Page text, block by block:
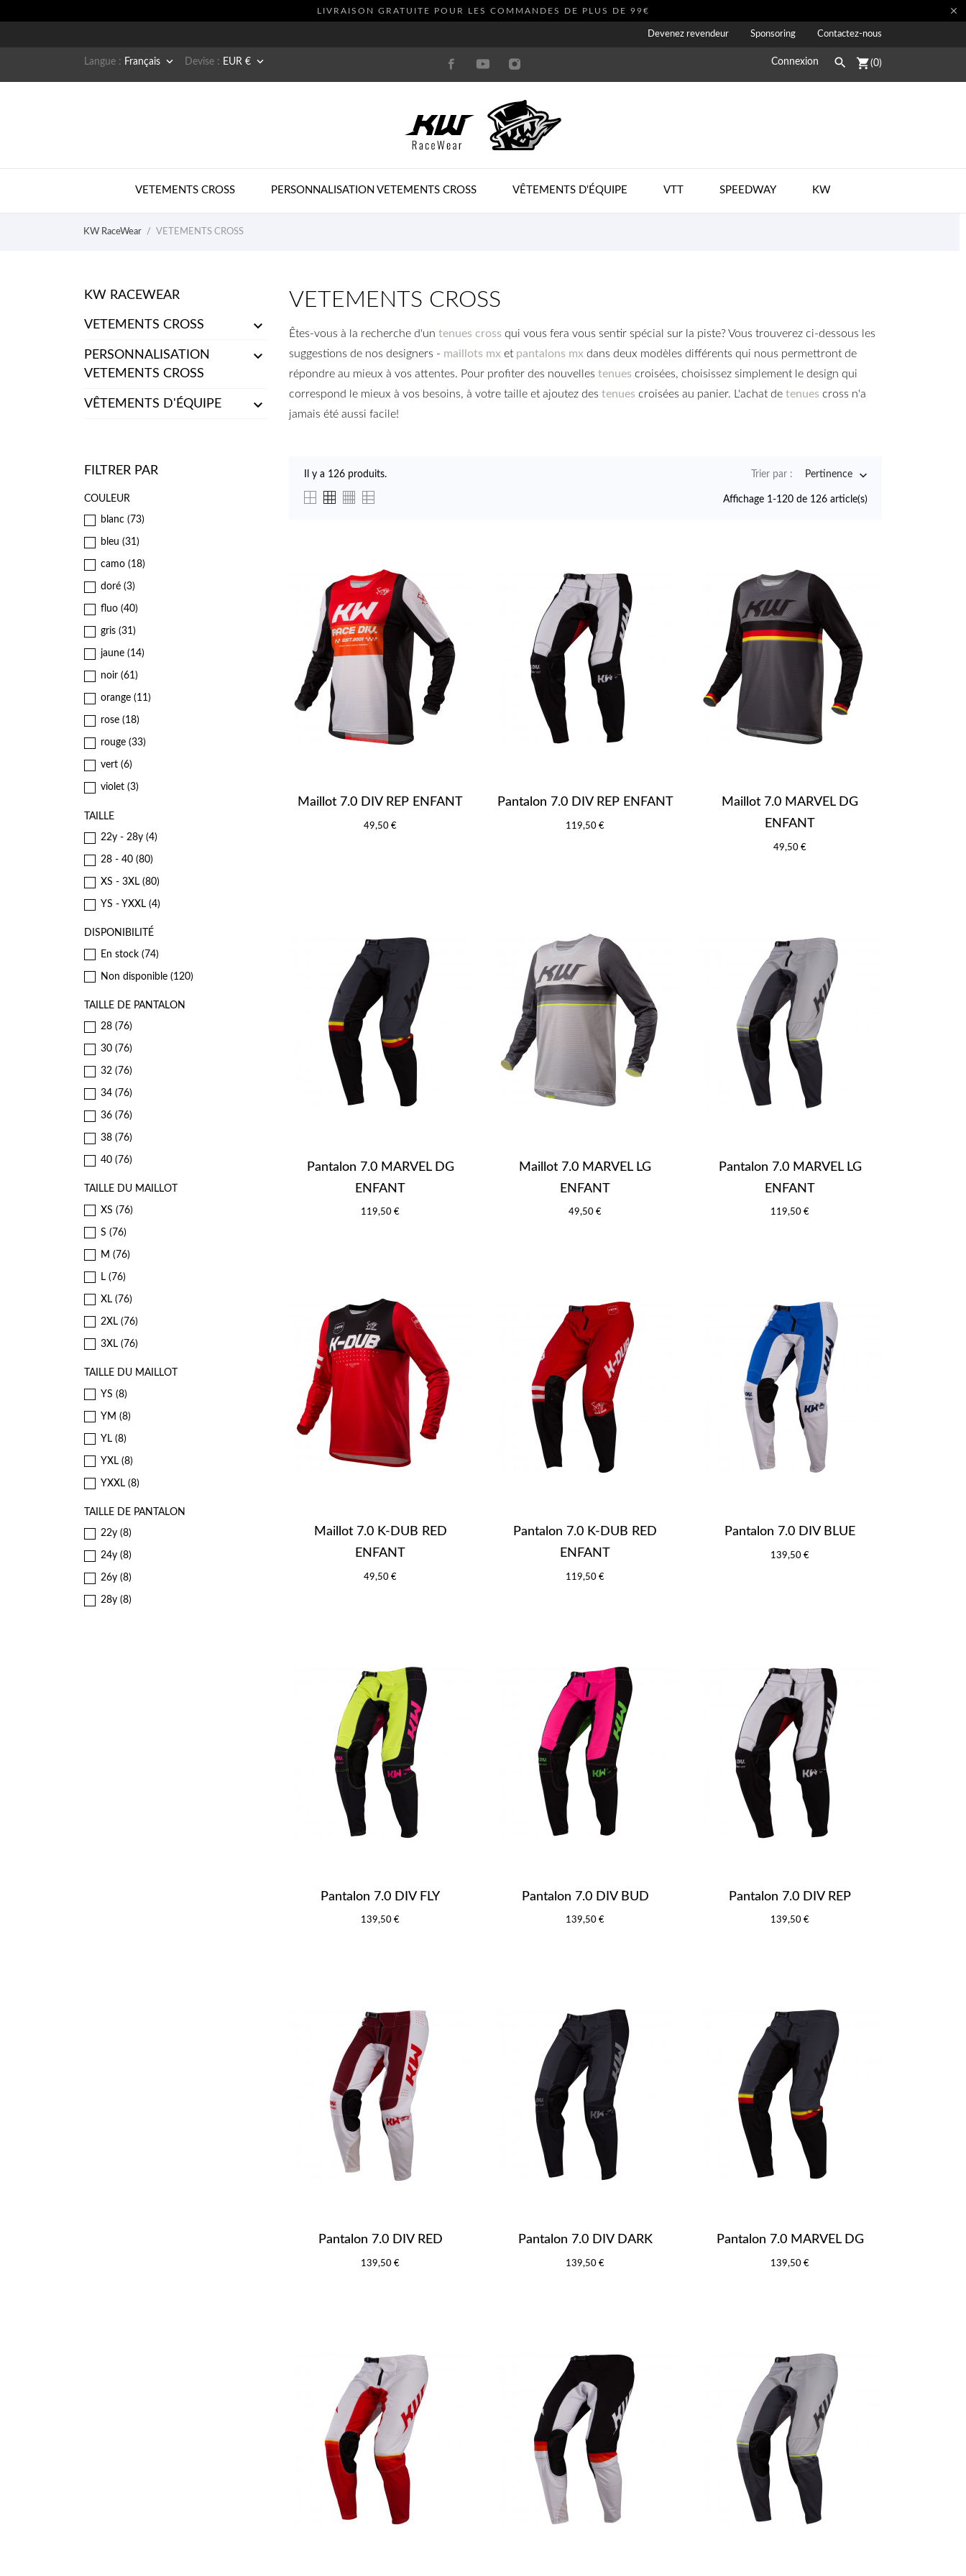
LIVRAISON GRATUITE POUR LES COMMANDES DE PLUS DE 99€ 
Devenez revendeur Sponsoring Contactez-nous
Langue : Français  Devise : EUR €  Connexion  shopping_cart(0)
VETEMENTS CROSS PERSONNALISATION VETEMENTS CROSS VÊTEMENTS D'ÉQUIPE VTT SPEEDWAY KW
KW RaceWear VETEMENTS CROSS
KW RACEWEAR
VETEMENTS CROSS 
PERSONNALISATION
VETEMENTS CROSS

VÊTEMENTS D'ÉQUIPE 
FILTRER PAR
COULEUR
blanc (73)
bleu (31)
camo (18)
doré (3)
fluo (40)
gris (31)
jaune (14)
noir (61)
orange (11)
rose (18)
rouge (33)
vert (6)
violet (3)
TAILLE
22y - 28y (4)
28 - 40 (80)
XS - 3XL (80)
YS - YXXL (4)
DISPONIBILITÉ
En stock (74)
Non disponible (120)
TAILLE DE PANTALON
28 (76)
30 (76)
32 (76)
34 (76)
36 (76)
38 (76)
40 (76)
TAILLE DU MAILLOT
XS (76)
S (76)
M (76)
L (76)
XL (76)
2XL (76)
3XL (76)
TAILLE DU MAILLOT
YS (8)
YM (8)
YL (8)
YXL (8)
YXXL (8)
TAILLE DE PANTALON
22y (8)
24y (8)
26y (8)
28y (8)
VETEMENTS CROSS
Êtes-vous à la recherche d'un tenues cross qui vous fera vous sentir spécial sur la piste? Vous trouverez ci-dessous les
suggestions de nos designers - maillots mx et pantalons mx dans deux modèles différents qui nous permettront de
répondre au mieux à vos attentes. Pour profiter des nouvelles tenues croisées, choisissez simplement le design qui
correspond le mieux à vos besoins, à votre taille et ajoutez des tenues croisées au panier. L'achat de tenues cross n'a
jamais été aussi facile!
Il y a 126 produits. Trier par : Pertinence 
Affichage 1-120 de 126 article(s)
Maillot 7.0 DIV REP ENFANT
49,50 €
Pantalon 7.0 DIV REP ENFANT
119,50 €
Maillot 7.0 MARVEL DG
ENFANT
49,50 €
Pantalon 7.0 MARVEL DG
ENFANT
119,50 €
Maillot 7.0 MARVEL LG
ENFANT
49,50 €
Pantalon 7.0 MARVEL LG
ENFANT
119,50 €
Maillot 7.0 K-DUB RED
ENFANT
49,50 €
Pantalon 7.0 K-DUB RED
ENFANT
119,50 €
Pantalon 7.0 DIV BLUE
139,50 €
Pantalon 7.0 DIV FLY
139,50 €
Pantalon 7.0 DIV BUD
139,50 €
Pantalon 7.0 DIV REP
139,50 €
Pantalon 7.0 DIV RED
139,50 €
Pantalon 7.0 DIV DARK
139,50 €
Pantalon 7.0 MARVEL DG
139,50 €